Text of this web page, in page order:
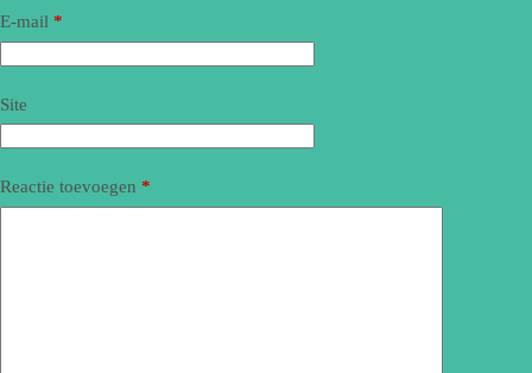
E-mail *
Site
Reactie toevoegen *